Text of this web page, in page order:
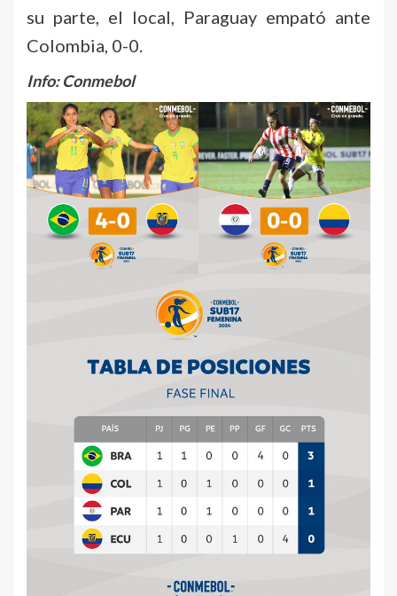
su parte, el local, Paraguay empató ante
Colombia, 0-0.
Info: Conmebol